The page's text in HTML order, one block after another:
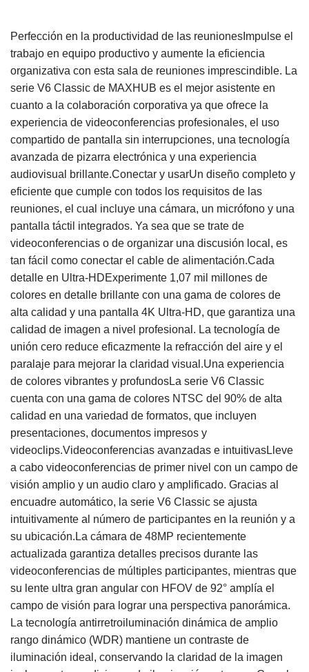
Perfección en la productividad de las reunionesImpulse el
trabajo en equipo productivo y aumente la eficiencia
organizativa con esta sala de reuniones imprescindible. La
serie V6 Classic de MAXHUB es el mejor asistente en
cuanto a la colaboración corporativa ya que ofrece la
experiencia de videoconferencias profesionales, el uso
compartido de pantalla sin interrupciones, una tecnología
avanzada de pizarra electrónica y una experiencia
audiovisual brillante.Conectar y usarUn diseño completo y
eficiente que cumple con todos los requisitos de las
reuniones, el cual incluye una cámara, un micrófono y una
pantalla táctil integrados. Ya sea que se trate de
videoconferencias o de organizar una discusión local, es
tan fácil como conectar el cable de alimentación.Cada
detalle en Ultra-HDExperimente 1,07 mil millones de
colores en detalle brillante con una gama de colores de
alta calidad y una pantalla 4K Ultra-HD, que garantiza una
calidad de imagen a nivel profesional. La tecnología de
unión cero reduce eficazmente la refracción del aire y el
paralaje para mejorar la claridad visual.Una experiencia
de colores vibrantes y profundosLa serie V6 Classic
cuenta con una gama de colores NTSC del 90% de alta
calidad en una variedad de formatos, que incluyen
presentaciones, documentos impresos y
videoclips.Videoconferencias avanzadas e intuitivasLleve
a cabo videoconferencias de primer nivel con un campo de
visión amplio y un audio claro y amplificado. Gracias al
encuadre automático, la serie V6 Classic se ajusta
intuitivamente al número de participantes en la reunión y a
su ubicación.La cámara de 48MP recientemente
actualizada garantiza detalles precisos durante las
videoconferencias de múltiples participantes, mientras que
su lente ultra gran angular con HFOV de 92° amplía el
campo de visión para lograr una perspectiva panorámica.
La tecnología antirretroiluminación dinámica de amplio
rango dinámico (WDR) mantiene un contraste de
iluminación ideal, conservando la claridad de la imagen